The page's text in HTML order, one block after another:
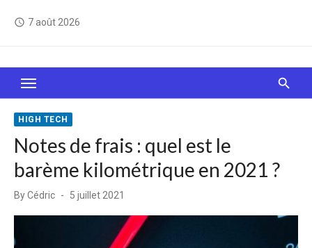
access_time 7 août 2026
Le Web, c'est comme une boîte de chocolats… On
sait jamais sur quoi on va tomber !
HIGH TECH
Notes de frais : quel est le
barème kilométrique en 2021 ?
ByCédric
Posted
5 juillet 2021